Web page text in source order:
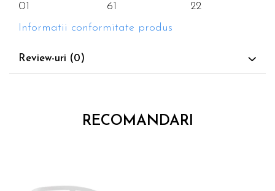
01 61 22
Informatii conformitate produs
Review-uri (0)
RECOMANDARI